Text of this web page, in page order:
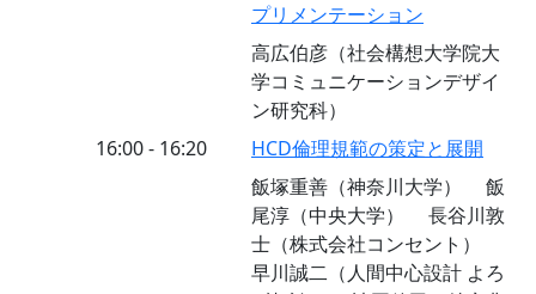
プリメンテーション
高広伯彦（社会構想大学院大
学コミュニケーションデザイ
ン研究科）
16:00 - 16:20
HCD倫理規範の策定と展開
飯塚重善（神奈川大学） 飯
尾淳（中央大学） 長谷川敦
士（株式会社コンセント）
早川誠二（人間中心設計 よろ